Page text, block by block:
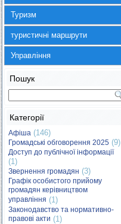
Туризм
туристичні маршрути
Управління
Пошук
Категорії
Афіша (146)
Громадські обговорення 2025 (9)
Доступ до публічної інформації
(1)
Звернення громадян (3)
Графік особистого прийому
громадян керівництвом
управління (1)
Законодавство та нормативно-
правові акти (1)